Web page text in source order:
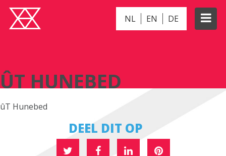
NL EN DE
ÛT HUNEBED
ûT Hunebed
DEEL DIT OP